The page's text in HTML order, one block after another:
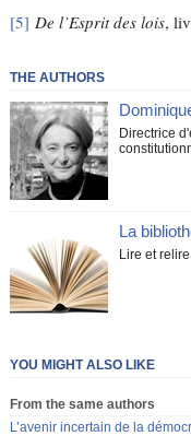
[5] De l’Esprit des lois,
THE AUTHORS
Directrice
La
Lire et
YOU MIGHT ALSO LIKE
From the same authors
L’avenir incertain de la